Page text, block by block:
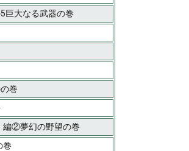
巨大なる武器の巻
巻
編②夢幻の野望の巻
巻